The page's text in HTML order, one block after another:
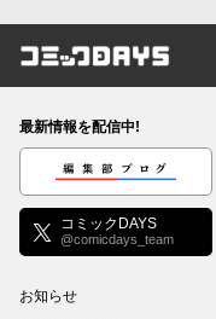
コミック
最新情報を配信中!
編集部ブログ
コミックDAYS
@comicdays_team
お知らせ